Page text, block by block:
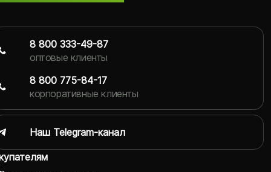
8 800 333-49-87
оптовые клиенты
8 800 775-84-17
корпоративные клиенты
Наш Telegram-канал